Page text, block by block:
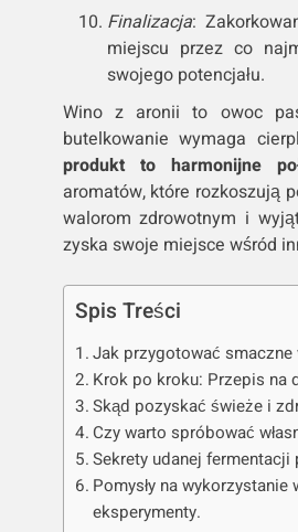
Finalizacja:
miejscu przez co
swojego potencjału.
Wino z aronii to owoc
butelkowanie wymaga
produkt to harmonijne
aromatów, które rozkoszują
walorom zdrowotnym i
zyska swoje miejsce wśród
Spis Treści
Jak przygotować
Krok po kroku: Przepis na
Skąd pozyskać świeże i
Czy warto spróbować
Sekrety udanej
Pomysły na
eksperymenty.